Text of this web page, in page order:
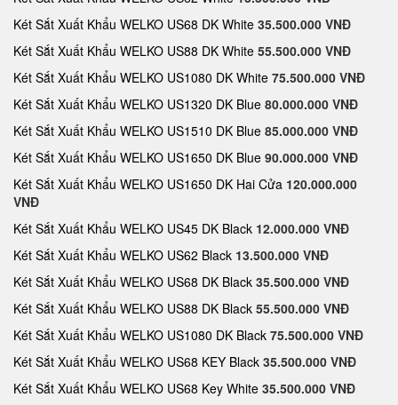
Két Sắt Xuất Khẩu WELKO US68 DK White 35.500.000 VNĐ
Két Sắt Xuất Khẩu WELKO US88 DK White 55.500.000 VNĐ
Két Sắt Xuất Khẩu WELKO US1080 DK White 75.500.000 VNĐ
Két Sắt Xuất Khẩu WELKO US1320 DK Blue 80.000.000 VNĐ
Két Sắt Xuất Khẩu WELKO US1510 DK Blue 85.000.000 VNĐ
Két Sắt Xuất Khẩu WELKO US1650 DK Blue 90.000.000 VNĐ
Két Sắt Xuất Khẩu WELKO US1650 DK Hai Cửa 120.000.000
VNĐ
Két Sắt Xuất Khẩu WELKO US45 DK Black 12.000.000 VNĐ
Két Sắt Xuất Khẩu WELKO US62 Black 13.500.000 VNĐ
Két Sắt Xuất Khẩu WELKO US68 DK Black 35.500.000 VNĐ
Két Sắt Xuất Khẩu WELKO US88 DK Black 55.500.000 VNĐ
Két Sắt Xuất Khẩu WELKO US1080 DK Black 75.500.000 VNĐ
Két Sắt Xuất Khẩu WELKO US68 KEY Black 35.500.000 VNĐ
Két Sắt Xuất Khẩu WELKO US68 Key White 35.500.000 VNĐ